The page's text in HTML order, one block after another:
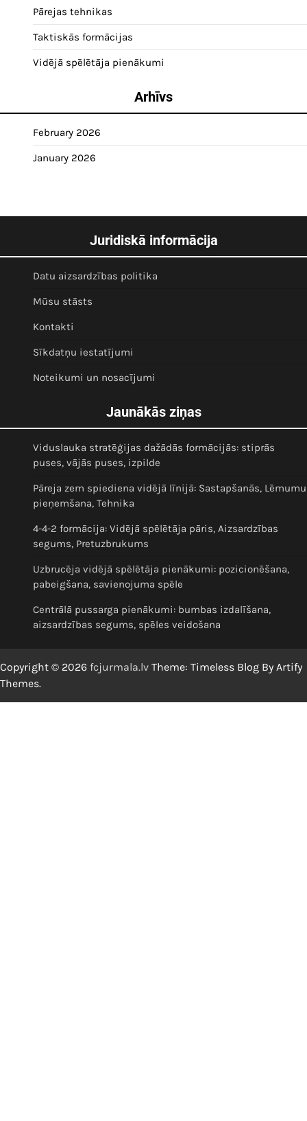
Pārejas tehnikas
Taktiskās formācijas
Vidējā spēlētāja pienākumi
Arhīvs
February 2026
January 2026
Juridiskā informācija
Datu aizsardzības politika
Mūsu stāsts
Kontakti
Sīkdatņu iestatījumi
Noteikumi un nosacījumi
Jaunākās ziņas
Viduslauka stratēģijas dažādās formācijās: stiprās
puses, vājās puses, izpilde
Pāreja zem spiediena vidējā līnijā: Sastapšanās, Lēmumu
pieņemšana, Tehnika
4-4-2 formācija: Vidējā spēlētāja pāris, Aizsardzības
segums, Pretuzbrukums
Uzbrucēja vidējā spēlētāja pienākumi: pozicionēšana,
pabeigšana, savienojuma spēle
Centrālā pussarga pienākumi: bumbas izdalīšana,
aizsardzības segums, spēles veidošana
Copyright © 2026 fcjurmala.lv Theme: Timeless Blog By Artify
Themes.